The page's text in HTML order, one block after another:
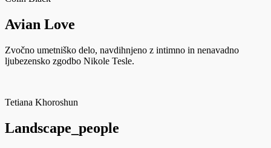
Avian Love
Zvočno umetniško delo, navdihnjeno z intimno in nenavadno
ljubezensko zgodbo Nikole Tesle.
Tetiana Khoroshun
Landscape_people